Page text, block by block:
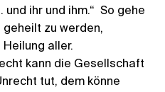
ihr und ihm.“ So gehe
zu werden,
aller.
kann die Gesellschaft
tut, dem könne